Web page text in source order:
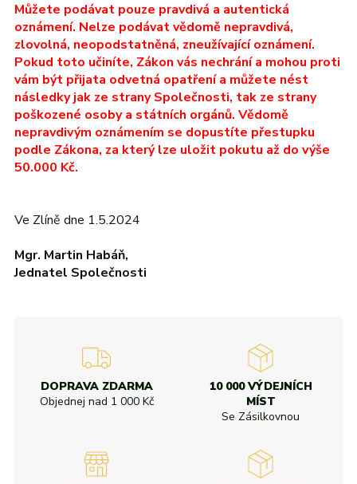
Můžete podávat pouze pravdivá a autentická
oznámení. Nelze podávat vědomě nepravdivá,
zlovolná, neopodstatněná, zneužívající oznámení.
Pokud toto učiníte, Zákon vás nechrání a mohou proti
vám být přijata odvetná opatření a můžete nést
následky jak ze strany Společnosti, tak ze strany
poškozené osoby a státních orgánů. Vědomě
nepravdivým oznámením se dopustíte přestupku
podle Zákona, za který lze uložit pokutu až do výše
50.000 Kč.
Ve Zlíně dne 1.5.2024
Mgr. Martin Habáň,
Jednatel Společnosti
DOPRAVA ZDARMA
Objednej nad 1 000 Kč
10 000 VÝDEJNÍCH
MÍST
Se Zásilkovnou